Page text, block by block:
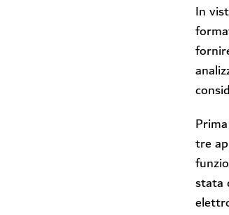
In
tre
stata